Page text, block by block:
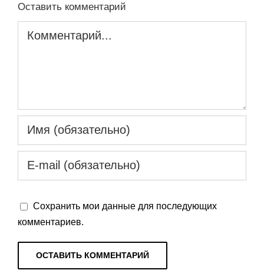
Оставить комментарий
Сохранить мои данные для последующих
комментариев.